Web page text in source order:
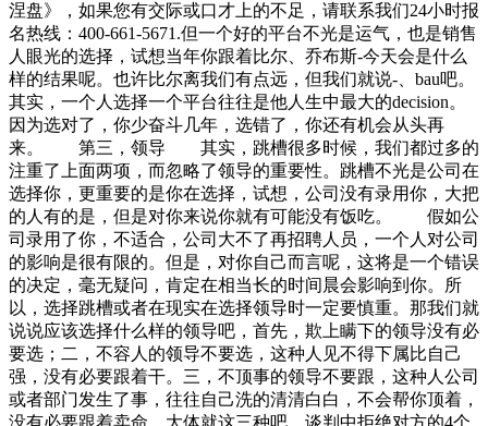
涅盘》，如果您有交际或口才上的不足，请联系我们24小时报
名热线：400-661-5671.但一个好的平台不光是运气，也是销售
人眼光的选择，试想当年你跟着比尔、乔布斯-今天会是什么
样的结果呢。也许比尔离我们有点远，但我们就说-、bau吧。
其实，一个人选择一个平台往往是他人生中最大的decision。
因为选对了，你少奋斗几年，选错了，你还有机会从头再
来。 第三，领导 其实，跳槽很多时候，我们都过多的
注重了上面两项，而忽略了领导的重要性。跳槽不光是公司在
选择你，更重要的是你在选择，试想，公司没有录用你，大把
的人有的是，但是对你来说你就有可能没有饭吃。 假如公
司录用了你，不适合，公司大不了再招聘人员，一个人对公司
的影响是很有限的。但是，对你自己而言呢，这将是一个错误
的决定，毫无疑问，肯定在相当长的时间晨会影响到你。所
以，选择跳槽或者在现实在选择领导时一定要慎重。那我们就
说说应该选择什么样的领导吧，首先，欺上瞒下的领导没有必
要选；二，不容人的领导不要选，这种人见不得下属比自己
强，没有必要跟着干。三，不顶事的领导不要跟，这种人公司
或者部门发生了事，往往自己洗的清清白白，不会帮你顶着，